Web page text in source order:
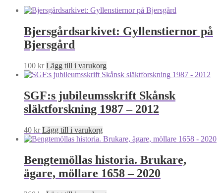
Bjersgårdsarkivet: Gyllenstiernor på
Bjersgård
100 kr Lägg till i varukorg
SGF:s jubileumsskrift Skånsk
släktforskning 1987 – 2012
40 kr Lägg till i varukorg
Bengtemöllas historia. Brukare,
ägare, möllare 1658 – 2020